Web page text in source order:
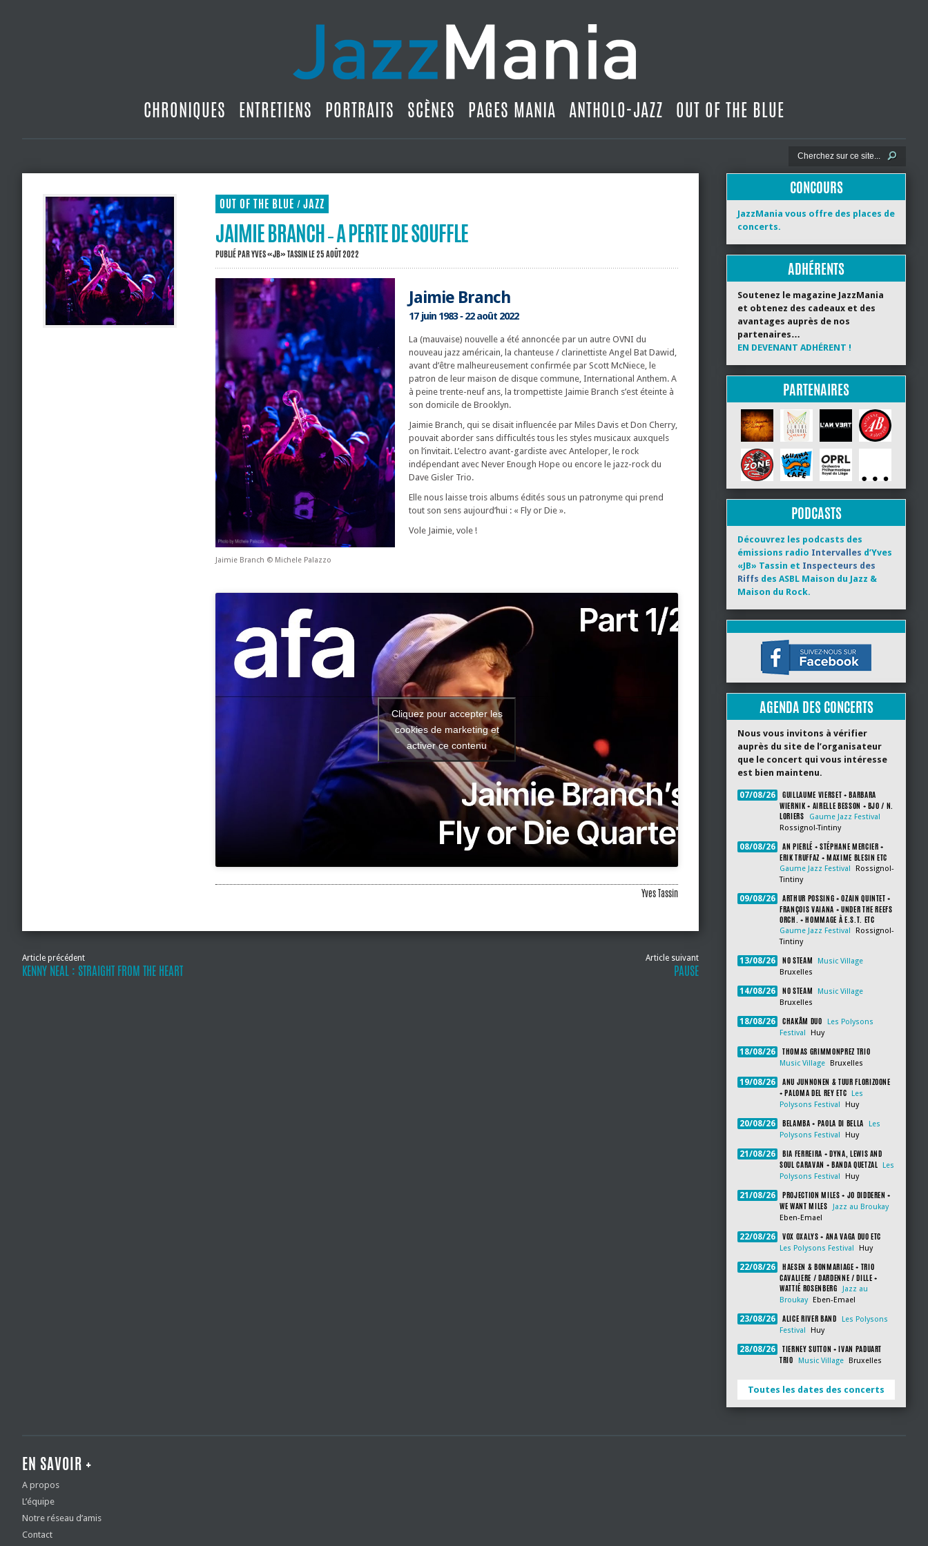
CHRONIQUES ENTRETIENS PORTRAITS SCÈNES PAGES MANIA ANTHOLO-JAZZ OUT OF THE BLUE
OUT OF THE BLUE / JAZZ
JAIMIE BRANCH ‐ A PERTE DE SOUFFLE
PUBLIÉ PARYVES «JB» TASSINLE 25 AOÛT 2022
Jaimie Branch © Michele Palazzo
Jaimie Branch
17 juin 1983 ‐ 22 août 2022
La (mauvaise) nouvelle a été annoncée par un autre OVNI du
nouveau jazz américain, la chanteuse / clarinettiste Angel Bat Dawid,
avant d’être malheureusement confirmée par Scott McNiece, le
patron de leur maison de disque commune, International Anthem. A
à peine trente-neuf ans, la trompettiste Jaimie Branch s’est éteinte à
son domicile de Brooklyn.
Jaimie Branch, qui se disait influencée par Miles Davis et Don Cherry,
pouvait aborder sans difficultés tous les styles musicaux auxquels
on l’invitait. L’electro avant-gardiste avec Anteloper, le rock
indépendant avec Never Enough Hope ou encore le jazz-rock du
Dave Gisler Trio.
Elle nous laisse trois albums édités sous un patronyme qui prend
tout son sens aujourd’hui : « Fly or Die ».
Vole Jaimie, vole !
Cliquez pour accepter les
cookies de marketing et
activer ce contenu
Yves Tassin
Article précédent
KENNY NEAL : STRAIGHT FROM THE HEART
Article suivant
PAUSE
CONCOURS
JazzMania vous offre des places de
concerts.
ADHÉRENTS
Soutenez le magazine JazzMania
et obtenez des cadeaux et des
avantages auprès de nos
partenaires…
EN DEVENANT ADHÉRENT !
PARTENAIRES
PODCASTS
Découvrez les podcasts des
émissions radio Intervalles d’Yves
«JB» Tassin et Inspecteurs des
Riffs des ASBL Maison du Jazz &
Maison du Rock.
AGENDA DES CONCERTS
Nous vous invitons à vérifier
auprès du site de l’organisateur
que le concert qui vous intéresse
est bien maintenu.
07/08/26
GUILLAUME VIERSET + BARBARA
WIERNIK + AIRELLE BESSON + BJO / N.
LORIERS
Gaume Jazz Festival
Rossignol-Tintiny
08/08/26
AN PIERLÉ + STÉPHANE MERCIER +
ERIK TRUFFAZ + MAXIME BLESIN ETC
Gaume Jazz Festival
Rossignol-
Tintiny
09/08/26
ARTHUR POSSING + OZAIN QUINTET +
FRANÇOIS VAIANA + UNDER THE REEFS
ORCH. + HOMMAGE À E.S.T. ETC
Gaume Jazz Festival
Rossignol-
Tintiny
13/08/26 NO STEAM
Music Village
Bruxelles
14/08/26 NO STEAM
Music Village
Bruxelles
18/08/26 CHAKÂM DUO
Les Polysons
Festival
Huy
18/08/26 THOMAS GRIMMONPREZ TRIO
Music Village Bruxelles
19/08/26
ANU JUNNONEN & TUUR FLORIZOONE
+ PALOMA DEL REY ETC
Les
Polysons Festival
Huy
20/08/26 BELAMBA + PAOLA DI BELLA
Les
Polysons Festival
Huy
21/08/26
BIA FERREIRA + DYNA, LEWIS AND
SOUL CARAVAN + BANDA QUETZAL
Les
Polysons Festival
Huy
21/08/26
PROJECTION MILES + JO DIDDEREN +
WE WANT MILES
Jazz au Broukay
Eben-Emael
22/08/26 VOX OXALYS + ANA VAGA DUO ETC
Les Polysons Festival Huy
22/08/26
HAESEN & BONMARIAGE + TRIO
CAVALIERE / DARDENNE / DILLE +
WATTIÉ ROSENBERG
Jazz au
Broukay
Eben-Emael
23/08/26 ALICE RIVER BAND
Les Polysons
Festival
Huy
28/08/26
TIERNEY SUTTON + IVAN PADUART
TRIO
Music Village Bruxelles
Toutes les dates des concerts
EN SAVOIR +
A propos
L’équipe
Notre réseau d’amis
Contact